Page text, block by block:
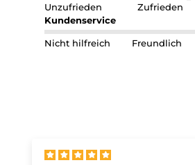
Unzufrieden Zufrieden
Kundenservice
Nicht hilfreich Freundlich